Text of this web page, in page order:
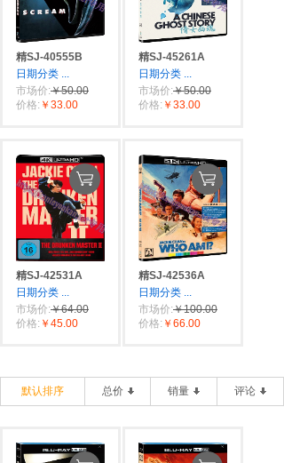
精SJ-40555B
日期分类 ...
市场价:￥50.00
价格: ￥33.00
精SJ-45261A
日期分类 ...
市场价:￥50.00
价格: ￥33.00
精SJ-42531A
日期分类 ...
市场价:￥64.00
价格: ￥45.00
精SJ-42536A
日期分类 ...
市场价:￥100.00
价格: ￥66.00
默认排序 总价 销量 评论